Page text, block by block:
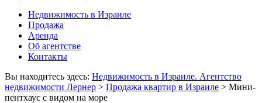
Недвижимость в Израиле
Продажа
Аренда
Об агентстве
Контакты
Вы находитесь здесь: Недвижимость в Израиле. Агентство
недвижимости Лернер > Продажа квартир в Израиле > Мини-
пентхаус с видом на море